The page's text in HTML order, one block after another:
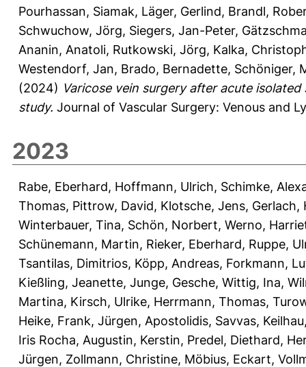
Pourhassan, Siamak, Läger, Gerlind, Brandl,
Schwuchow, Jörg, Siegers, Jan-Peter,
Ananin, Anatoli, Rutkowski, Jörg, Kalka,
Westendorf, Jan, Brado, Bernadette, Schöniger,
(2024) Varicose vein surgery after acute
study. Journal of Vascular Surgery: Venous and
2023
Rabe, Eberhard, Hoffmann, Ulrich, Schimke,
Thomas, Pittrow, David, Klotsche, Jens, Gerlach,
Winterbauer, Tina, Schön, Norbert, Werno,
Schünemann, Martin, Rieker, Eberhard, Ruppe,
Tsantilas, Dimitrios, Köpp, Andreas, Forkmann,
Kießling, Jeanette, Junge, Gesche, Wittig, Ina,
Martina, Kirsch, Ulrike, Herrmann, Thomas,
Heike, Frank, Jürgen, Apostolidis, Savvas,
Iris Rocha, Augustin, Kerstin, Predel, Diethard,
Jürgen, Zollmann, Christine, Möbius, Eckart,